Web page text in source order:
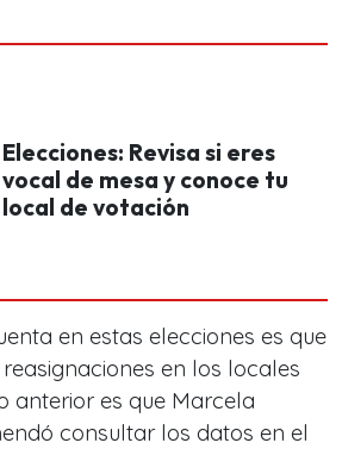
Elecciones: Revisa si eres
vocal de mesa y conoce tu
local de votación
en estas elecciones es que
en los locales
anterior es que Marcela
consultar los datos en el